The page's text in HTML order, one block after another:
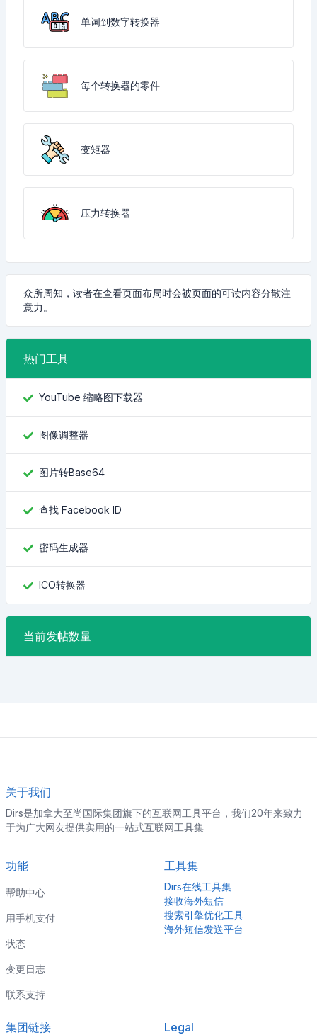
单词到数字转换器
每个转换器的零件
变矩器
压力转换器
众所周知，读者在查看页面布局时会被页面的可读内容分散注
意力。
热门工具
YouTube 缩略图下载器
图像调整器
图片转Base64
查找 Facebook ID
密码生成器
ICO转换器
当前发帖数量
关于我们
Dirs是加拿大至尚国际集团旗下的互联网工具平台，我们20年来致力
于为广大网友提供实用的一站式互联网工具集
功能
帮助中心
用手机支付
状态
变更日志
联系支持
工具集
Dirs在线工具集
接收海外短信
搜索引擎优化工具
海外短信发送平台
集团链接 Legal